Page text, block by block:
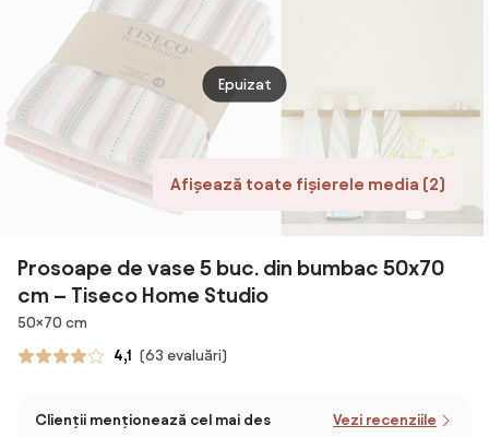
Afișează toate fișierele media (2)
Epuizat
Prosoape de vase 5 buc. din bumbac 50x70
cm – Tiseco Home Studio
Dimensiuni
50×70 cm
4,1
(63 evaluări)
Clienții menționează cel mai des Vezi recenziile